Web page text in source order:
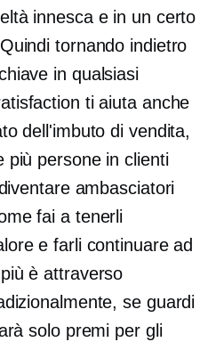
innesca e in un certo
tornando indietro
in qualsiasi
ti aiuta anche
dell'imbuto di vendita,
più persone in clienti
ambasciatori
fai a tenerli
e farli continuare ad
è attraverso
se guardi
solo premi per gli